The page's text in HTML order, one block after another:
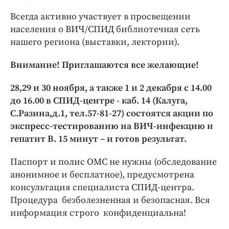
Всегда активно участвует в просвещении
населения о ВИЧ/СПИД библиотечная сеть
нашего региона (выставки, лектории).
Внимание! Приглашаются все желающие!
28,29 и 30 ноября, а также 1 и 2 декабря с 14.00
до 16.00 в СПИД-центре - каб. 14 (Калуга,
С.Разина,д.1, тел.57-81-27) состоятся акции по
экспресс-тестированию на ВИЧ-инфекцию и
гепатит В. 15 минут – и готов результат.
Паспорт и полис ОМС не нужны (обследование
анонимное и бесплатное), предусмотрена
консультация специалиста СПИД-центра.
Процедура безболезненная и безопасная. Вся
информация строго конфиденциальна!